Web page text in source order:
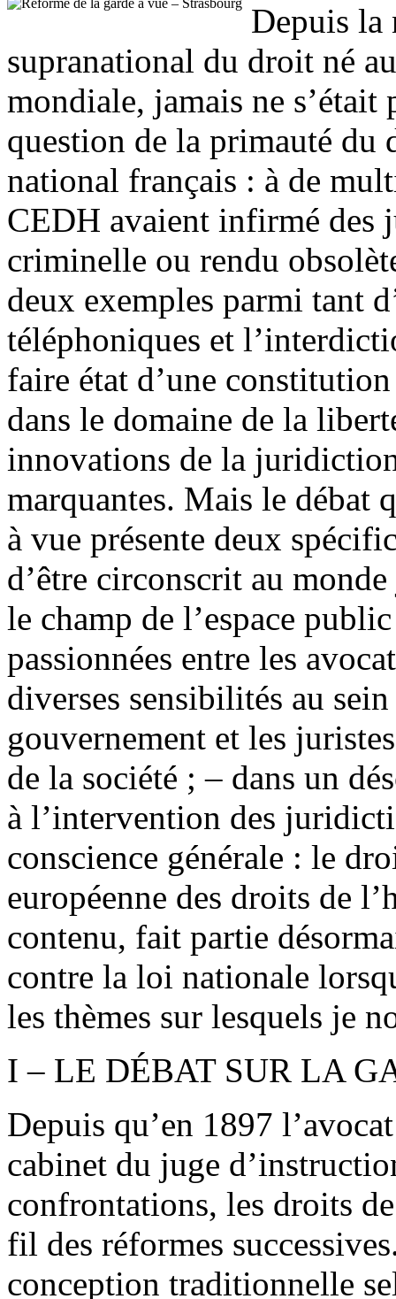
Depuis la
supranational du droit né
mondiale, jamais ne s’était
question de la primauté du
national français : à de
CEDH avaient infirmé des
criminelle ou rendu
deux exemples parmi tant
téléphoniques et
faire état d’une
dans le domaine de la
innovations de la
marquantes. Mais le débat
à vue présente deux
d’être circonscrit au
le champ de l’espace
passionnées entre les
diverses sensibilités au
gouvernement et les
de la société ; – dans un
à l’intervention des
conscience générale : le
européenne des droits de
contenu, fait partie
contre la loi nationale
les thèmes sur lesquels je
I – LE DÉBAT SUR LA
Depuis qu’en 1897
cabinet du juge
confrontations, les droits
fil des réformes
conception traditionnelle